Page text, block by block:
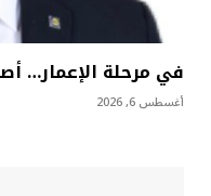
في مرحلة الإعمار…
أغسطس 6, 2026